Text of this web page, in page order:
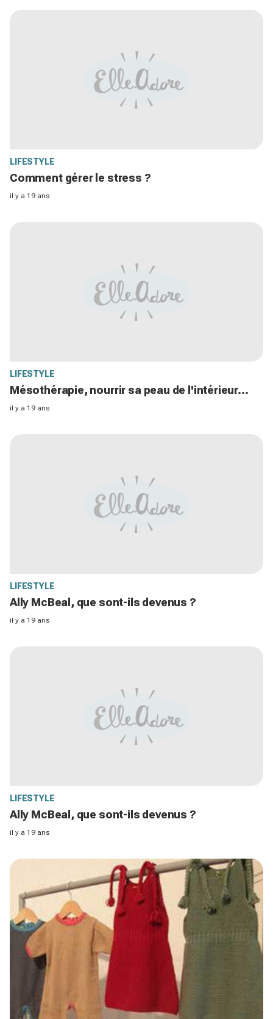
LIFESTYLE
Comment gérer le stress ?
il y a 19 ans
LIFESTYLE
Mésothérapie, nourrir sa peau de l'intérieur…
il y a 19 ans
LIFESTYLE
Ally McBeal, que sont-ils devenus ?
il y a 19 ans
LIFESTYLE
Ally McBeal, que sont-ils devenus ?
il y a 19 ans